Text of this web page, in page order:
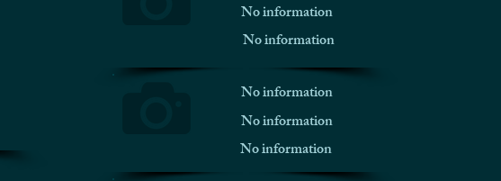
No information
No information
No information
No information
No information